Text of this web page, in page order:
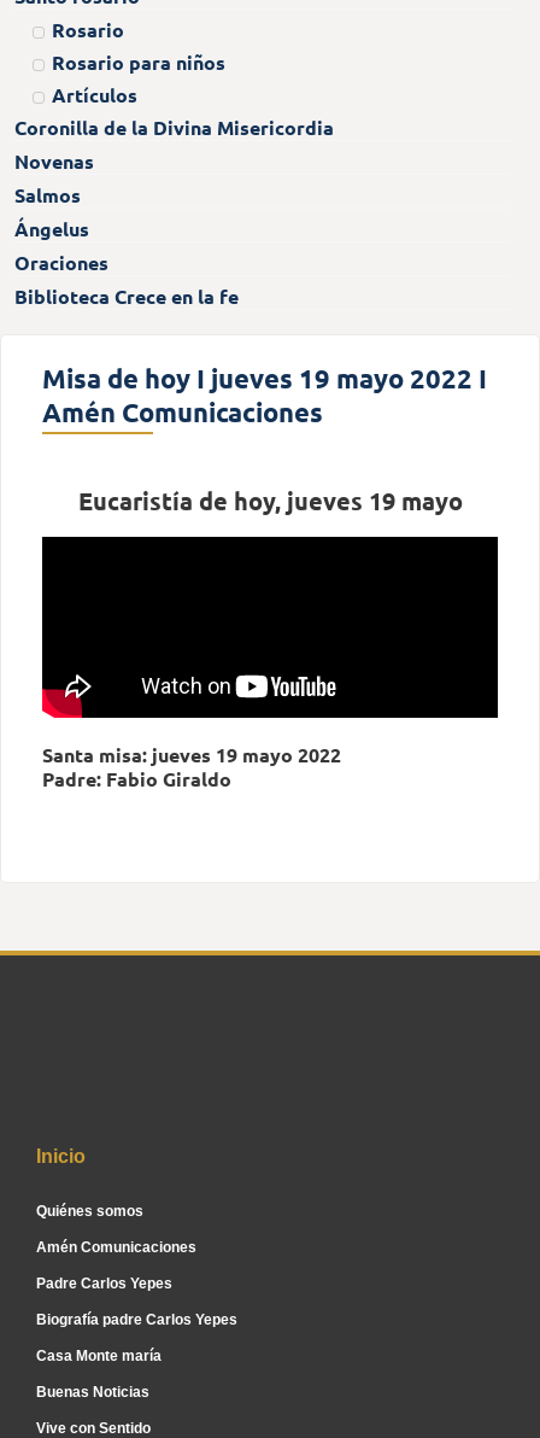
Rosario
Rosario para niños
Artículos
Coronilla de la Divina Misericordia
Novenas
Salmos
Ángelus
Oraciones
Biblioteca Crece en la fe
Misa de hoy I jueves 19 mayo 2022 I
Amén Comunicaciones
Eucaristía de hoy, jueves 19 mayo
Santa misa: jueves 19 mayo 2022
Padre: Fabio Giraldo
Inicio
Quiénes somos
Amén Comunicaciones
Padre Carlos Yepes
Biografía padre Carlos Yepes
Casa Monte maría
Buenas Noticias
Vive con Sentido